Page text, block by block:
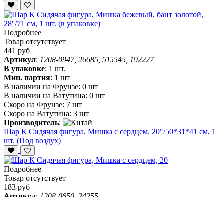
Подробнее
Товар отсутствует
441 руб
Артикул: 1208-0947, 26685, 515545, 192227
В упаковке: 1 шт.
Мин. партия: 1 шт
В наличии на Фрунзе: 0 шт
В наличии на Ватутина: 0 шт
Скоро на Фрунзе: 7 шт
Скоро на Ватутина: 3 шт
Производитель:
Шар К Сидячая фигура, Мишка с сердцем, 20"/50*31*41 см, 1
шт. (Под воздух)
Подробнее
Товар отсутствует
183 руб